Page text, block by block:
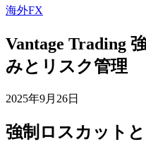
海外FX
Vantage Trading
みとリスク管理
2025年9月26日
強制ロスカット